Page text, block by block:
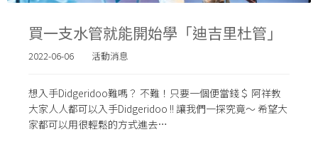
買一支水管就能開始學「迪吉里杜管」
2022-06-06 活動消息
想入手Didgeridoo難嗎？ 不難！只要一個便當錢＄ 阿祥教
大家人人都可以入手Didgeridoo !! 讓我們一探究竟～ 希望大
家都可以用很輕鬆的方式進去…